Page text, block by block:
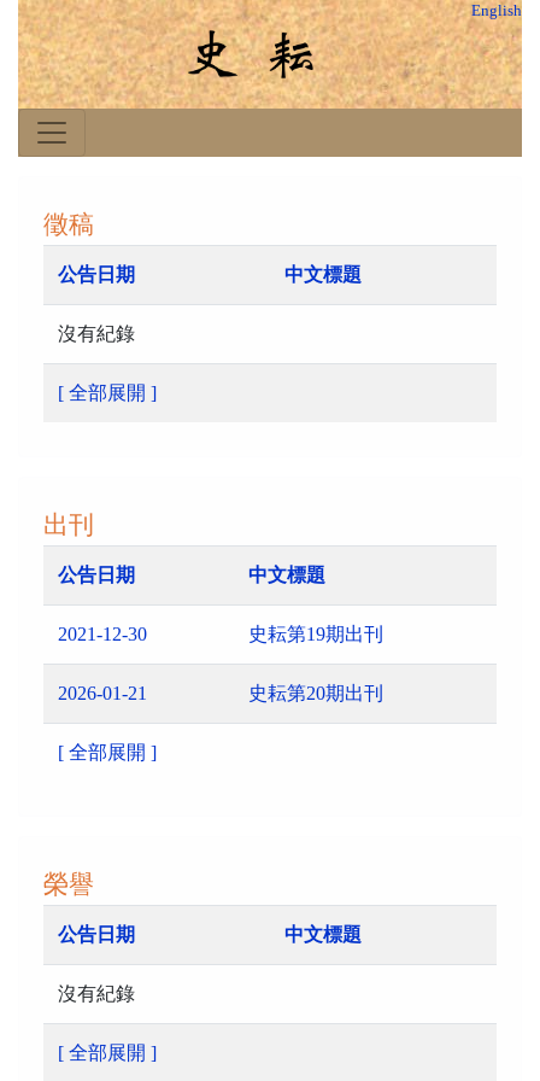
English
徵稿
公告日期 中文標題
沒有紀錄
[ 全部展開 ]
出刊
公告日期 中文標題
2021-12-30 史耘第19期出刊
2026-01-21 史耘第20期出刊
[ 全部展開 ]
榮譽
公告日期 中文標題
沒有紀錄
[ 全部展開 ]